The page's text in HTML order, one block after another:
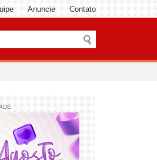
Anuncie Contato